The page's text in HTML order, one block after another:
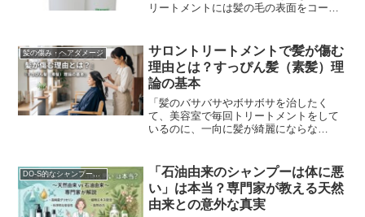
リートメントには髪の毛の表面をコート
ます。でもこの髪を綺...
髪の傷み・ヘアダメージ
サロントリートメントで髪が傷む
理由とは？すっぴん髪（素髪）理
論の基本
「髪のバサバサやボサボサを治したく
て、美容室で毎回トリートメントをして
いるのに、一向に髪が綺麗にならな
うサロントリートメントが、逆...
DO-S的なシャンプー解析
「石油由来のシャンプーは体に悪
い」は本当？専門家が教える天然
由来との意外な真実